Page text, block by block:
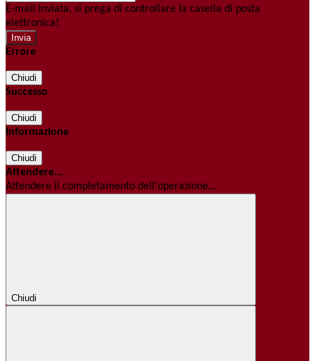
E-mail inviata, si prega di controllare la casella di posta
elettronica!
Errore
Chiudi
Successo
Chiudi
Informazione
Chiudi
Attendere...
Attendere il completamento dell'operazione...
Chiudi